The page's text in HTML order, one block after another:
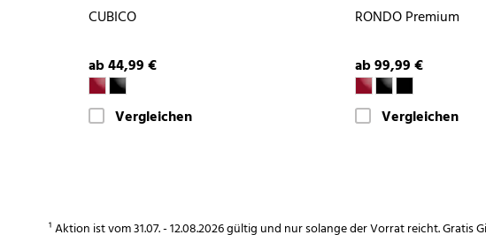
CUBICO
ab 44,99 €
Vergleichen
RONDO Premium
ab 99,99 €
Vergleichen
¹ Aktion ist vom 31.07. - 12.08.2026 gültig und nur solange der Vorrat reicht.